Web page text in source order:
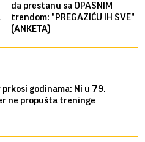
da prestanu sa OPASNIM
trendom: "PREGAZIĆU IH SVE"
(ANKETA)
godinama: Ni u 79.
ne propušta treninge